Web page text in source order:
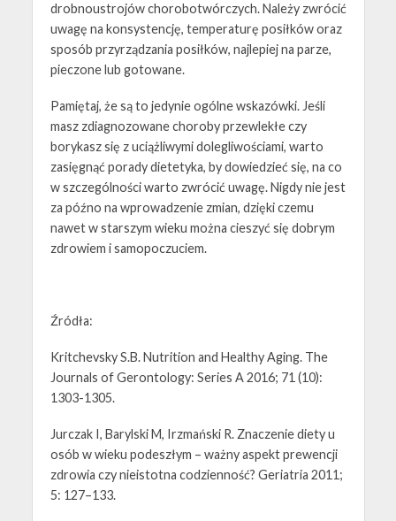
drobnoustrojów chorobotwórczych. Należy zwrócić
uwagę na konsystencję, temperaturę posiłków oraz
sposób przyrządzania posiłków, najlepiej na parze,
pieczone lub gotowane.
Pamiętaj, że są to jedynie ogólne wskazówki. Jeśli
masz zdiagnozowane choroby przewlekłe czy
borykasz się z uciążliwymi dolegliwościami, warto
zasięgnąć porady dietetyka, by dowiedzieć się, na co
w szczególności warto zwrócić uwagę. Nigdy nie jest
za późno na wprowadzenie zmian, dzięki czemu
nawet w starszym wieku można cieszyć się dobrym
zdrowiem i samopoczuciem.
Źródła:
Kritchevsky S.B. Nutrition and Healthy Aging. The
Journals of Gerontology: Series A 2016; 71 (10):
1303-1305.
Jurczak I, Barylski M, Irzmański R. Znaczenie diety u
osób w wieku podeszłym – ważny aspekt prewencji
zdrowia czy nieistotna codzienność? Geriatria 2011;
5: 127–133.